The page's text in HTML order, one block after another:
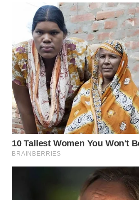
WN
SUKABUMI
WN
PURWAKARTA
WN
PRIANGAN
TIMUR
WN
SEMARANG